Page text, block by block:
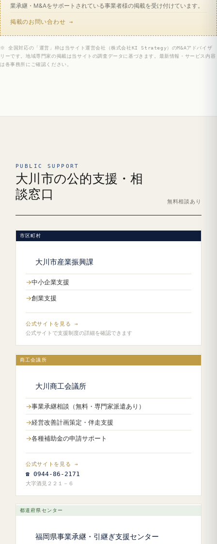
業承継・M&Aをサポートされている事業者様の掲載を受け付けています。
掲載のお問い合わせ →
※ 全国対応の「運営」枠は当サイト運営会社（株式会社KI Strategy）のM&Aアドバイザ
リーです。地域専門家の掲載は当サイトの調査データに基づきます。最新情報・サービス内容
は各事務所にご確認ください。
PUBLIC SUPPORT
大川市の公的支援・相
談窓口
無料相談あり
市区町村
大川市産業振興課
中小企業支援
創業支援
公式サイトを見る →
公式サイトで支援制度の詳細を確認できます
商工会議所
大川商工会議所
事業承継相談（無料・専門家派遣あり）
経営改善計画策定・伴走支援
各種補助金の申請サポート
公式サイトを見る →
☎ 0944-86-2171
大字酒見２２１－６
都道府県センター
福岡県事業承継・引継ぎ支援センター